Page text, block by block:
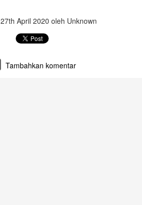
27th April 2020 oleh Unknown
Tambahkan komentar